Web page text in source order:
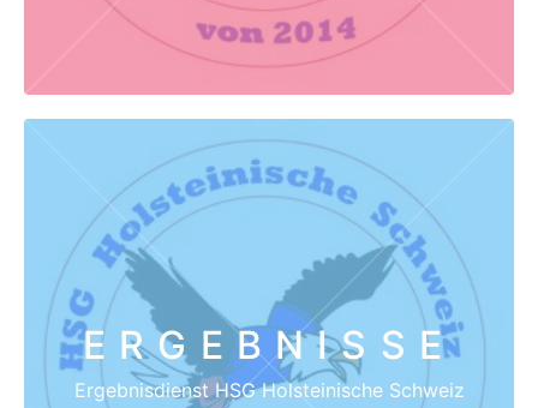
ERGEBNISSE
Ergebnisdienst HSG Holsteinische Schweiz